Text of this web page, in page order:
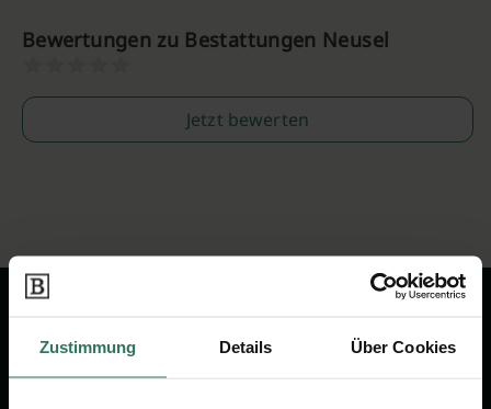
Zustimmung Details Über Cookies
Bewertungen zu Bestattungen Neusel
Jetzt bewerten
Wir sind Ihr Ansprechpartner rund